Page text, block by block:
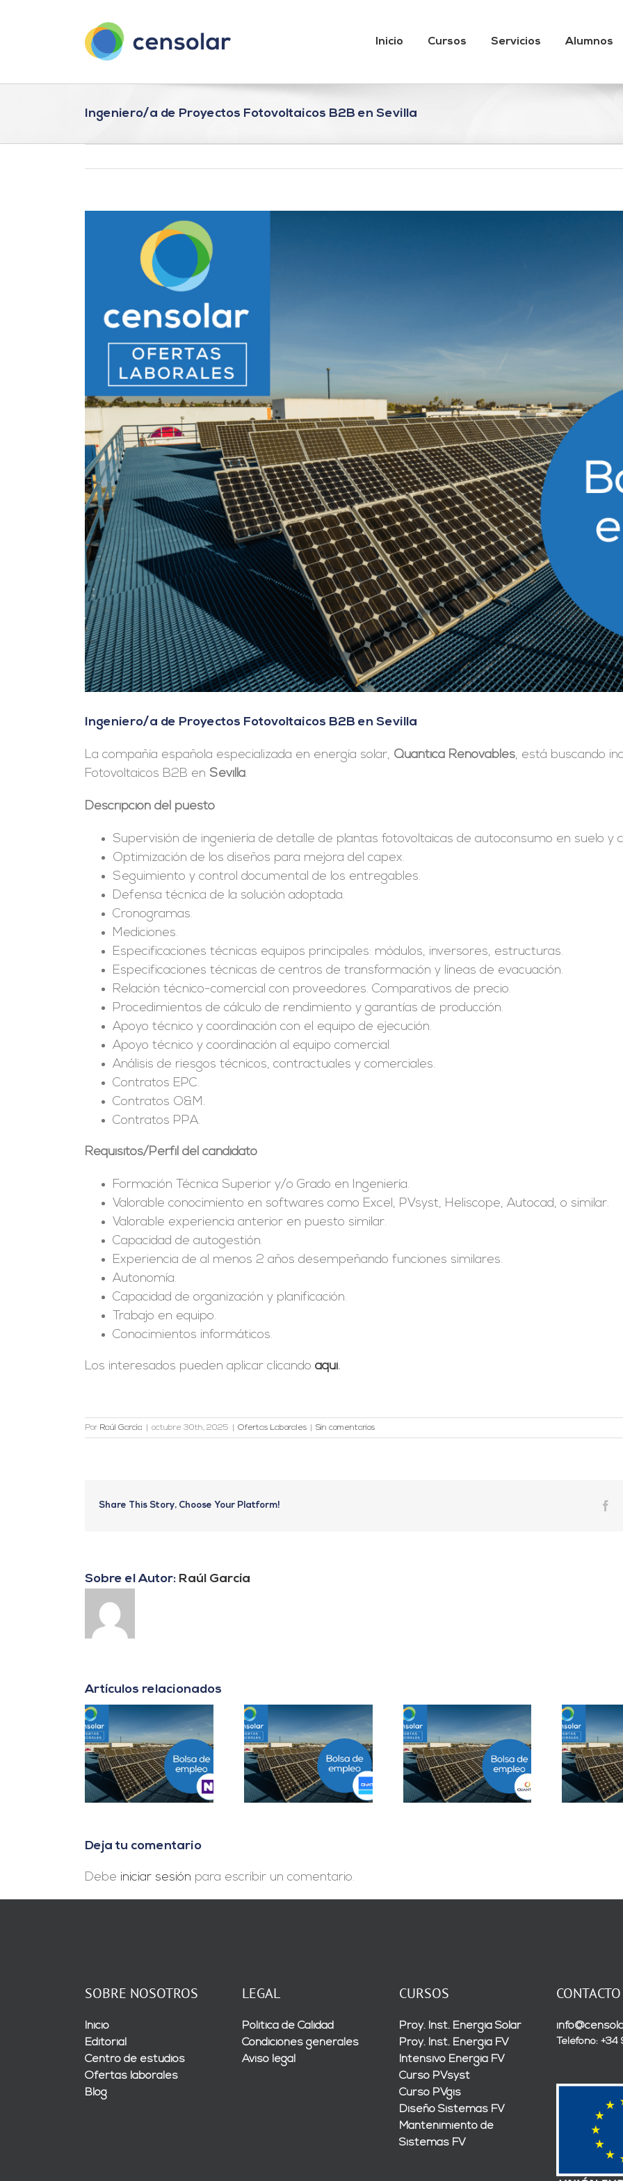
Inicio Cursos Servicios Alumnos
Ingeniero/a de Proyectos Fotovoltaicos B2B en Sevilla
Ingeniero/a de Proyectos Fotovoltaicos B2B en Sevilla
La compañía española especializada en energía solar, Quantica Renovables, está buscando
Fotovoltaicos B2B en Sevilla.
Descripción del puesto
Supervisión de ingeniería de detalle de plantas fotovoltaicas de autoconsumo en suelo y
Optimización de los diseños para mejora del capex.
Seguimiento y control documental de los entregables.
Defensa técnica de la solución adoptada.
Cronogramas.
Mediciones.
Especificaciones técnicas equipos principales: módulos, inversores, estructuras.
Especificaciones técnicas de centros de transformación y líneas de evacuación.
Relación técnico-comercial con proveedores. Comparativos de precio.
Procedimientos de cálculo de rendimiento y garantías de producción.
Apoyo técnico y coordinación con el equipo de ejecución.
Apoyo técnico y coordinación al equipo comercial.
Análisis de riesgos técnicos, contractuales y comerciales.
Contratos EPC.
Contratos O&M.
Contratos PPA.
Requisitos/Perfil del candidato
Formación Técnica Superior y/o Grado en Ingeniería.
Valorable conocimiento en softwares como Excel, PVsyst, Heliscope, Autocad, o similar.
Valorable experiencia anterior en puesto similar.
Capacidad de autogestión.
Experiencia de al menos 2 años desempeñando funciones similares.
Autonomía.
Capacidad de organización y planificación.
Trabajo en equipo.
Conocimientos informáticos.
Los interesados pueden aplicar clicando aquí.
Por Raúl García octubre 30th, 2025 Ofertas Laborales Sin comentarios
Share This Story, Choose Your Platform!
Sobre el Autor: Raúl García
Artículos relacionados
Project Manager en
Madrid
Prácticas
Departamento
Ingeniería B2B en
Sevilla
Solar Testing
Technician en Madrid
Deja tu comentario
Debe iniciar sesión para escribir un comentario.
SOBRE NOSOTROS
Inicio
Editorial
Centro de estudios
Ofertas laborales
Blog
LEGAL
Política de Calidad
Condiciones generales
Aviso legal
CURSOS
Proy. Inst. Energía Solar
Proy. Inst. Energía FV
Intensivo Energía FV
Curso PVsyst
Curso PVgis
Diseño Sistemas FV
Mantenimiento de
Sistemas FV
CONTACTO
Teléfono: